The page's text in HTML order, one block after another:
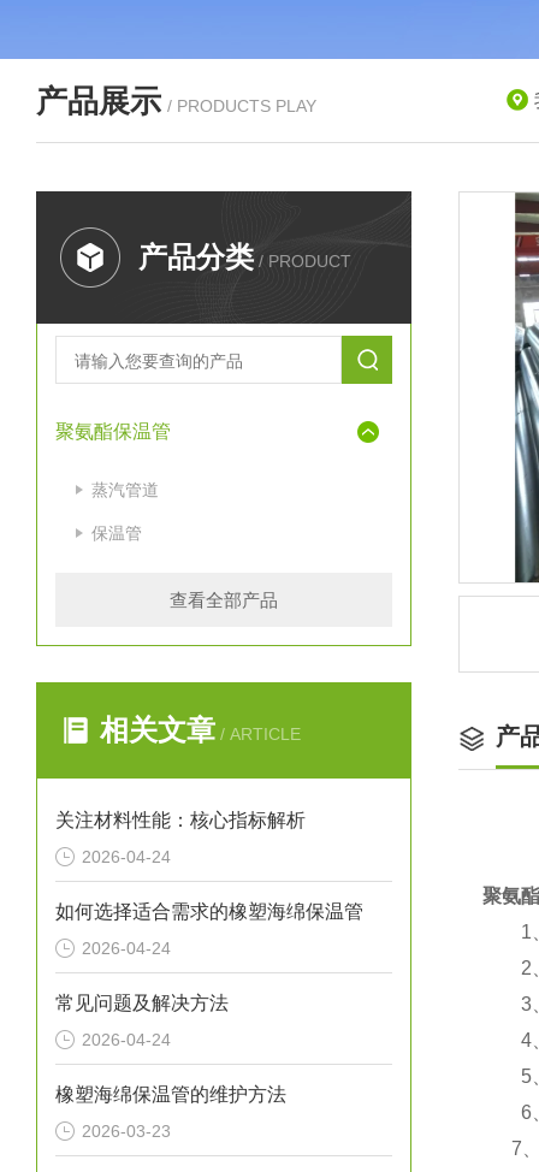
产品展示 / PRODUCTS PLAY
产品分类 / PRODUCT
聚氨酯保温管
蒸汽管道
保温管
查看全部产品
相关文章 / ARTICLE
关注材料性能：核心指标解析
2026-04-24
如何选择适合需求的橡塑海绵保温管
2026-04-24
常见问题及解决方法
2026-04-24
橡塑海绵保温管的维护方法
2026-03-23
产
聚氨
1、
2、
3、
4、
5、
6、
7、